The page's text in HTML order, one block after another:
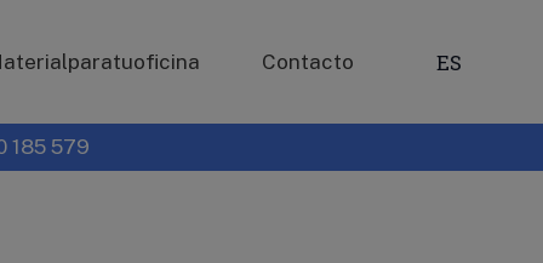
Contacto ES
185 579